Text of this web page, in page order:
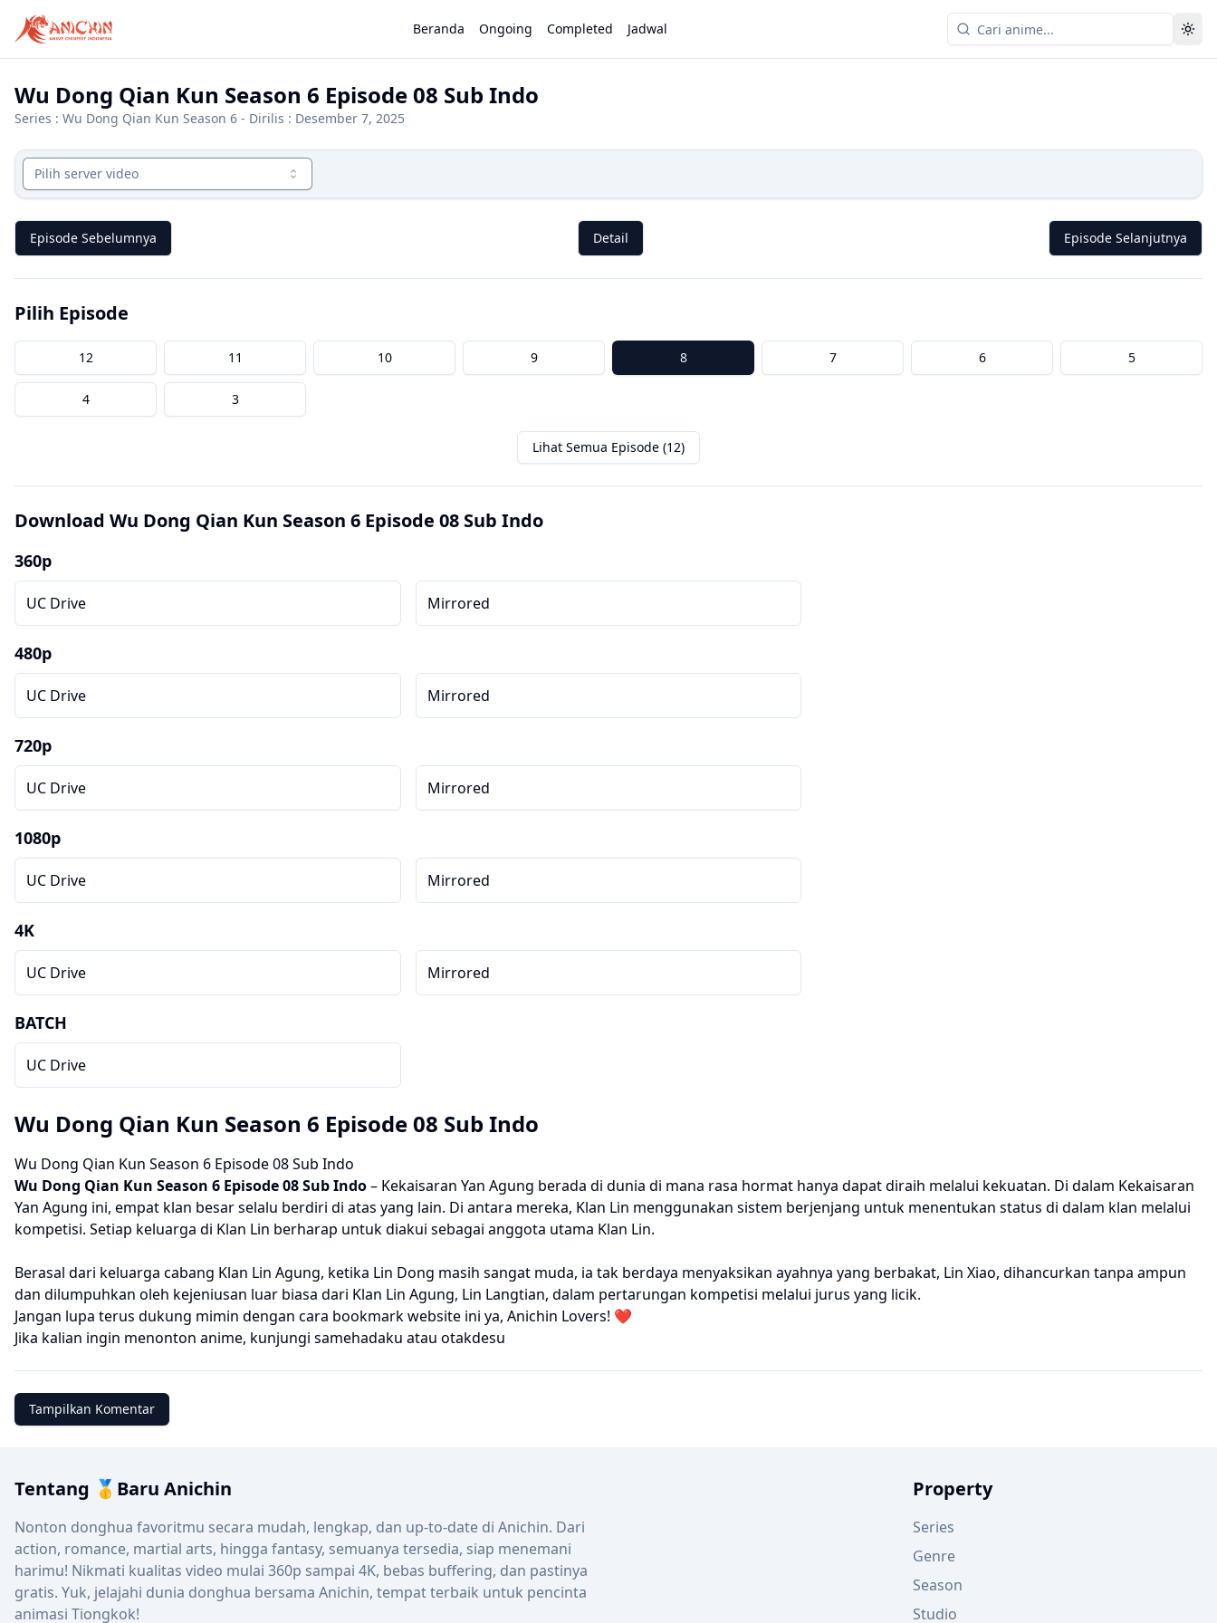
Beranda Ongoing Completed Jadwal
Wu Dong Qian Kun Season 6 Episode 08 Sub Indo
Series : Wu Dong Qian Kun Season 6 - Dirilis : Desember 7, 2025
Pilih server video
Episode Sebelumnya Detail Episode Selanjutnya
Pilih Episode
12 11 10 9 8 7 6 5
4 3
Lihat Semua Episode (12)
Download Wu Dong Qian Kun Season 6 Episode 08 Sub Indo
360p
UC Drive Mirrored
480p
UC Drive Mirrored
720p
UC Drive Mirrored
1080p
UC Drive Mirrored
4K
UC Drive Mirrored
BATCH
UC Drive
Wu Dong Qian Kun Season 6 Episode 08 Sub Indo
Wu Dong Qian Kun Season 6 Episode 08 Sub Indo
Wu Dong Qian Kun Season 6 Episode 08 Sub Indo– Kekaisaran Yan Agung berada di dunia di mana rasa hormat hanya dapat diraih melalui kekuatan. Di dalam Kekaisaran
Yan Agung ini, empat klan besar selalu berdiri di atas yang lain. Di antara mereka, Klan Lin menggunakan sistem berjenjang untuk menentukan status di dalam klan melalui
kompetisi. Setiap keluarga di Klan Lin berharap untuk diakui sebagai anggota utama Klan Lin.
Berasal dari keluarga cabang Klan Lin Agung, ketika Lin Dong masih sangat muda, ia tak berdaya menyaksikan ayahnya yang berbakat, Lin Xiao, dihancurkan tanpa ampun
dan dilumpuhkan oleh kejeniusan luar biasa dari Klan Lin Agung, Lin Langtian, dalam pertarungan kompetisi melalui jurus yang licik.
Jangan lupa terus dukung mimin dengan cara bookmark website ini ya, Anichin Lovers! ❤️
Jika kalian ingin menonton anime, kunjungi samehadaku atau otakdesu
Tampilkan Komentar
Tentang 🥇Baru Anichin
Nonton donghua favoritmu secara mudah, lengkap, dan up-to-date di Anichin. Dari
action, romance, martial arts, hingga fantasy, semuanya tersedia, siap menemani
harimu! Nikmati kualitas video mulai 360p sampai 4K, bebas buffering, dan pastinya
gratis. Yuk, jelajahi dunia donghua bersama Anichin, tempat terbaik untuk pencinta
animasi Tiongkok!
Property
Series
Genre
Season
Studio